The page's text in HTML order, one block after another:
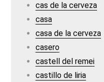
cas de la cerveza
casa
casa de la cerveza
casero
castell del remei
castillo de liria